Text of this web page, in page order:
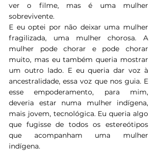
ver o filme, mas é uma mulher
sobrevivente.
E eu optei por não deixar uma mulher
fragilizada, uma mulher chorosa. A
mulher pode chorar e pode chorar
muito, mas eu também queria mostrar
um outro lado. E eu queria dar voz à
ancestralidade, essa voz que nos guia. E
esse empoderamento, para mim,
deveria estar numa mulher indígena,
mais jovem, tecnológica. Eu queria algo
que fugisse de todos os estereótipos
que acompanham uma mulher
indígena.